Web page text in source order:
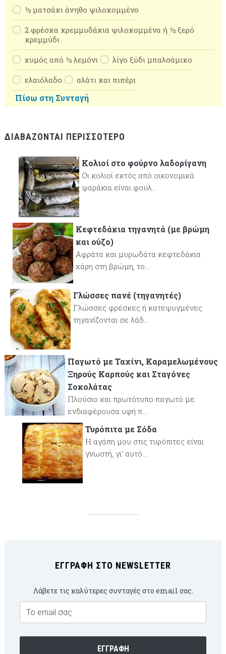
½ ματσάκι άνηθο ψιλοκομμένο
2 φρέσκα κρεμμυδάκια ψιλοκομμένα ή ½ ξερό
κρεμμύδι
χυμός από ½ λεμόνι
λίγο ξύδι μπαλσάμικο
ελαιόλαδο
αλάτι και πιπέρι
Πίσω στη Συνταγή
ΔΙΑΒΆΖΟΝΤΑΙ ΠΕΡΙΣΣΌΤΕΡΟ
Κολιοί στο φούρνο λαδορίγανη
Οι κολιοί εκτός από οικονομικά
ψαράκια είναι φουλ...
Κεφτεδάκια τηγανητά (με βρώμη
και ούζο)
Αφράτα και μυρωδάτα κεφτεδάκια
χάρη στη βρώμη, το...
Γλώσσες πανέ (τηγανητές)
Γλώσσες φρέσκες ή κατεψυγμένες
τηγανίζονται σε λάδ...
Παγωτό με Ταχίνι, Καραμελωμένους
Ξηρούς Καρπούς και Σταγόνες
Σοκολάτας
Πλούσιο και πρωτότυπο παγωτό με
ενδιαφέρουσα υφή π...
Τυρόπιτα με Σόδα
Η αγάπη μου στις τυρόπιτες είναι
γνωστή, γι’ αυτό...
ΕΓΓΡΑΦΉ ΣΤΟ NEWSLETTER
Λάβετε τις καλύτερες συνταγές στο email σας.
Email
Subscription
ΕΓΓΡΑΦΉ